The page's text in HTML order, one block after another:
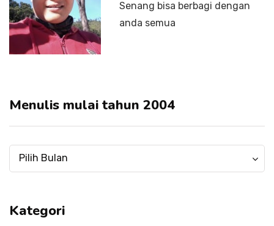
Senang bisa berbagi dengan
anda semua
Menulis mulai tahun 2004
Menulis
mulai
2004
Pilih Bulan
Menulis
mulai
2004
Kategori